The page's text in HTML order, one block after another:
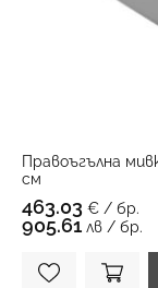
Правоъгълна
см
463.03 € / бр.
905.61 лв / бр.